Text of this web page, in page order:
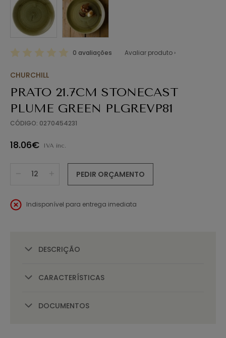
0 avaliações Avaliar produto ›
CHURCHILL
PRATO 21.7CM STONECAST
PLUME GREEN PLGREVP81
CÓDIGO: 0270454231
18.06€ IVA inc.
PEDIR ORÇAMENTO
Indisponível para entrega imediata
DESCRIÇÃO
CARACTERÍSTICAS
DOCUMENTOS